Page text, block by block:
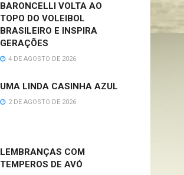
BARONCELLI VOLTA AO
TOPO DO VOLEIBOL
BRASILEIRO E INSPIRA
GERAÇÕES
4 DE AGOSTO DE 2026
UMA LINDA CASINHA AZUL
2 DE AGOSTO DE 2026
LEMBRANÇAS COM
TEMPEROS DE AVÓ